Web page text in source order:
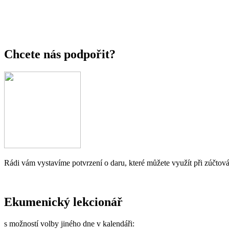
Chcete nás podpořit?
Rádi vám vystavíme potvrzení o daru, které můžete využít při
Ekumenický lekcionář
s možností volby jiného dne v kalendáři: